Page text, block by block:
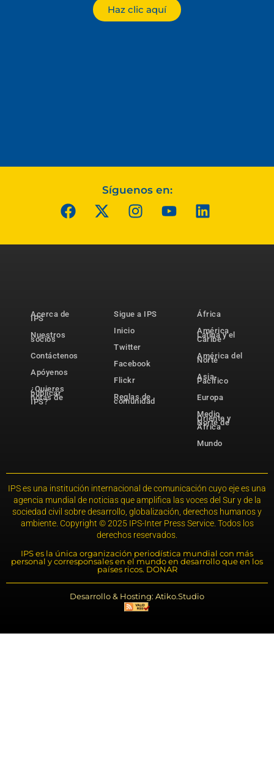
Haz clic aquí
Síguenos en:
Acerca de
IPS
Nuestros
socios
Contáctenos
Apóyenos
¿Quieres
publicar
notas de
IPS?
Sigue a IPS
Inicio
Twitter
Facebook
Flickr
Reglas de
comunidad
África
América
Latina y el
Caribe
América del
Norte
Asia-
Pacífico
Europa
Medio
Oriente y
Norte de
África
Mundo
IPS es una institución internacional de comunicación cuyo eje es una
agencia mundial de noticias que amplifica las voces del Sur y de la
sociedad civil sobre desarrollo, globalización, derechos humanos y
ambiente. Copyright © 2025 IPS-Inter Press Service. Todos los
derechos reservados.
IPS es la única organización periodística mundial con más
personal y corresponsales en el mundo en desarrollo que en los
países ricos. DONAR
Desarrollo & Hosting: Atiko.Studio